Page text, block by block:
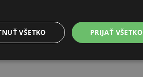
PRIJAŤ VŠETKO
VŠETKO